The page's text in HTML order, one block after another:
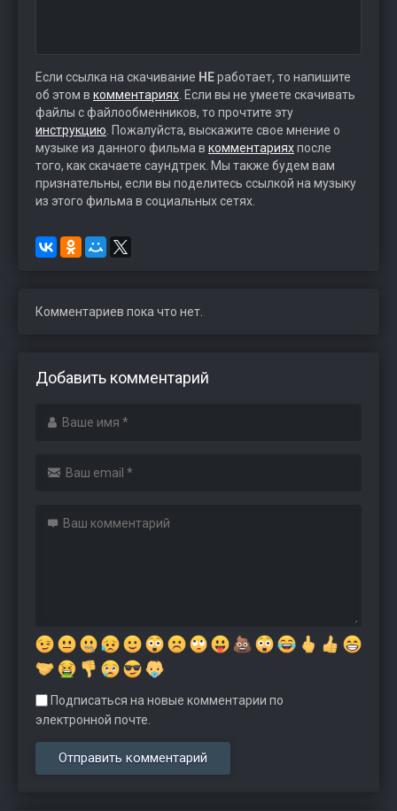
Если ссылка на скачивание НЕработает, то напишите
об этом в комментариях . Если вы не умеете скачивать
файлы с файлообменников, то прочтите эту
инструкцию . Пожалуйста, выскажите свое мнение о
музыке из данного фильма в комментарияхпосле
того, как скачаете саундтрек. Мы также будем вам
признательны, если вы поделитесь ссылкой на музыку
из этого фильма в социальных сетях.
Комментариев пока что нет.
Добавить комментарий
Подписаться на новые комментарии по
электронной почте.